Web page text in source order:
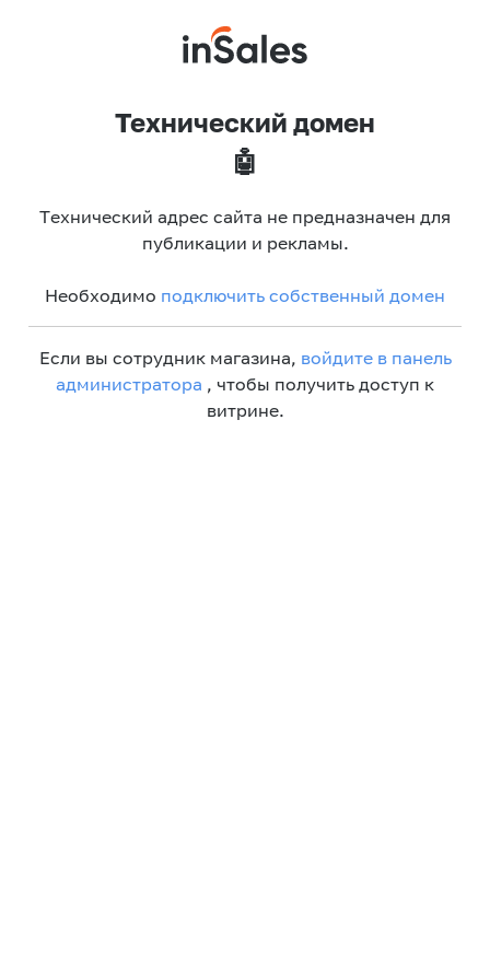
Технический домен
🤖
Технический адрес сайта не предназначен для
публикации и рекламы.
Необходимо подключить собственный домен
Если вы сотрудник магазина, войдите в панель
администратора , чтобы получить доступ к
витрине.